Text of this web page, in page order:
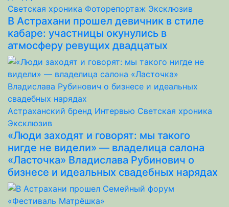
Светская хроника Фоторепортаж Эксклюзив
В Астрахани прошел девичник в стиле
кабаре: участницы окунулись в
атмосферу ревущих двадцатых
Астраханский бренд Интервью Светская хроника
Эксклюзив
«Люди заходят и говорят: мы такого
нигде не видели» — владелица салона
«Ласточка» Владислава Рубинович о
бизнесе и идеальных свадебных нарядах